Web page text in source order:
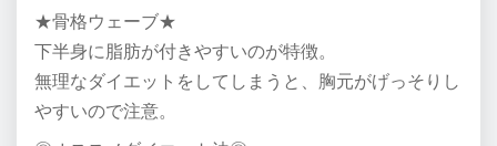
★骨格ウェーブ★
下半身に脂肪が付きやすいのが特徴。
無理なダイエットをしてしまうと、胸元がげっそりし
やすいので注意。